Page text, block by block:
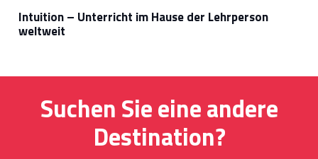
Intuition – Unterricht im Hause der Lehrperson
weltweit
Suchen Sie eine andere
Destination?